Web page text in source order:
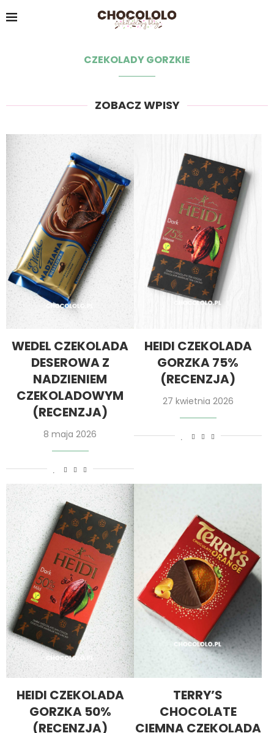
CZEKOLADY GORZKIE
ZOBACZ WPISY
WEDEL CZEKOLADA
DESEROWA Z
NADZIENIEM
CZEKOLADOWYM
(RECENZJA)
8 maja 2026
HEIDI CZEKOLADA
GORZKA 75%
(RECENZJA)
27 kwietnia 2026
HEIDI CZEKOLADA
GORZKA 50%
(RECENZJA)
TERRY’S
CHOCOLATE
CIEMNA CZEKOLADA